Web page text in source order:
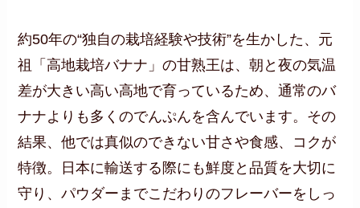
約50年の“独自の栽培経験や技術”を生かした、元
祖「高地栽培バナナ」の甘熟王は、朝と夜の気温
差が大きい高い高地で育っているため、通常のバ
ナナよりも多くのでんぷんを含んでいます。その
結果、他では真似のできない甘さや食感、コクが
特徴。日本に輸送する際にも鮮度と品質を大切に
守り、パウダーまでこだわりのフレーバーをしっ